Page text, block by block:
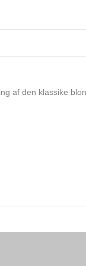
af den klassike